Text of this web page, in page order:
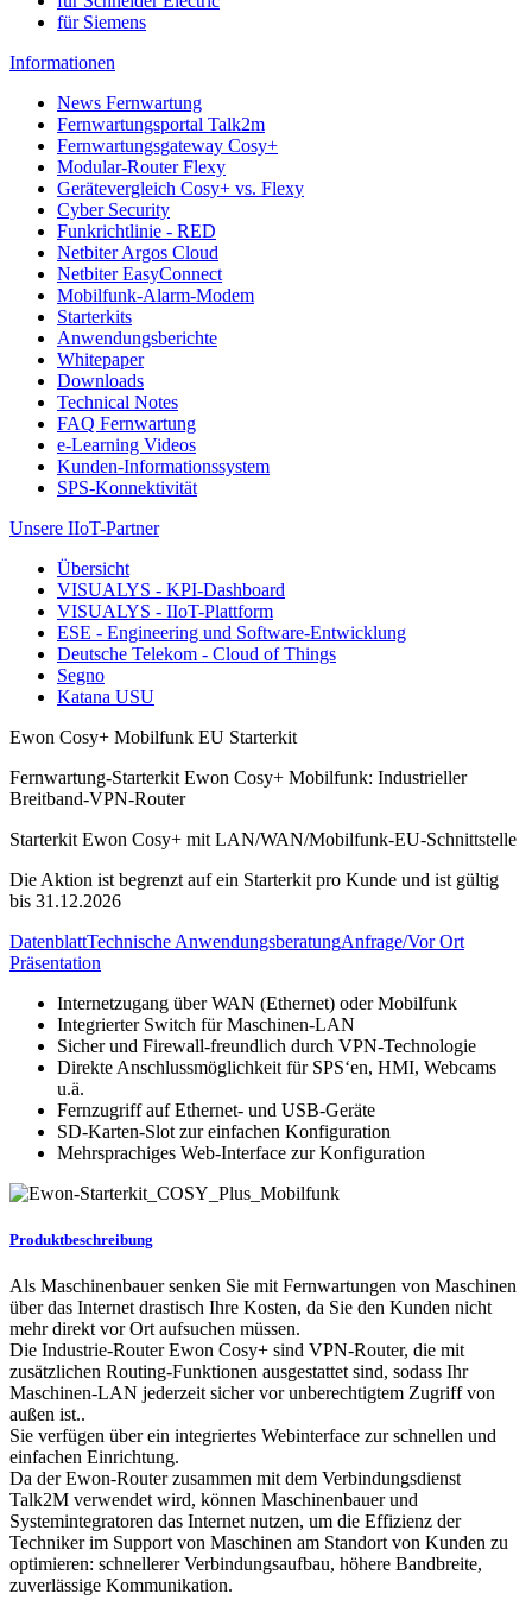
für Siemens
Informationen
News Fernwartung
Fernwartungsportal Talk2m
Fernwartungsgateway Cosy+
Modular-Router Flexy
Gerätevergleich Cosy+ vs. Flexy
Cyber Security
Funkrichtlinie - RED
Netbiter Argos Cloud
Netbiter EasyConnect
Mobilfunk-Alarm-Modem
Starterkits
Anwendungsberichte
Whitepaper
Downloads
Technical Notes
FAQ Fernwartung
e-Learning Videos
Kunden-Informationssystem
SPS-Konnektivität
Unsere IIoT-Partner
Übersicht
VISUALYS - KPI-Dashboard
VISUALYS - IIoT-Plattform
ESE - Engineering und Software-Entwicklung
Deutsche Telekom - Cloud of Things
Segno
Katana USU
Ewon Cosy+ Mobilfunk EU Starterkit
Fernwartung-Starterkit Ewon Cosy+ Mobilfunk: Industrieller
Breitband-VPN-Router
Starterkit Ewon Cosy+ mit LAN/WAN/Mobilfunk-EU-Schnittstelle
Die Aktion ist begrenzt auf ein Starterkit pro Kunde und ist gültig
bis 31.12.2026
DatenblattTechnische AnwendungsberatungAnfrage/Vor Ort
Präsentation
Internetzugang über WAN (Ethernet) oder Mobilfunk
Integrierter Switch für Maschinen-LAN
Sicher und Firewall-freundlich durch VPN-Technologie
Direkte Anschlussmöglichkeit für SPS‘en, HMI, Webcams
u.ä.
Fernzugriff auf Ethernet- und USB-Geräte
SD-Karten-Slot zur einfachen Konfiguration
Mehrsprachiges Web-Interface zur Konfiguration
Produktbeschreibung
Als Maschinenbauer senken Sie mit Fernwartungen von Maschinen
über das Internet drastisch Ihre Kosten, da Sie den Kunden nicht
mehr direkt vor Ort aufsuchen müssen.
Die Industrie-Router Ewon Cosy+ sind VPN-Router, die mit
zusätzlichen Routing-Funktionen ausgestattet sind, sodass Ihr
Maschinen-LAN jederzeit sicher vor unberechtigtem Zugriff von
außen ist..
Sie verfügen über ein integriertes Webinterface zur schnellen und
einfachen Einrichtung.
Da der Ewon-Router zusammen mit dem Verbindungsdienst
Talk2M verwendet wird, können Maschinenbauer und
Systemintegratoren das Internet nutzen, um die Effizienz der
Techniker im Support von Maschinen am Standort von Kunden zu
optimieren: schnellerer Verbindungsaufbau, höhere Bandbreite,
zuverlässige Kommunikation.